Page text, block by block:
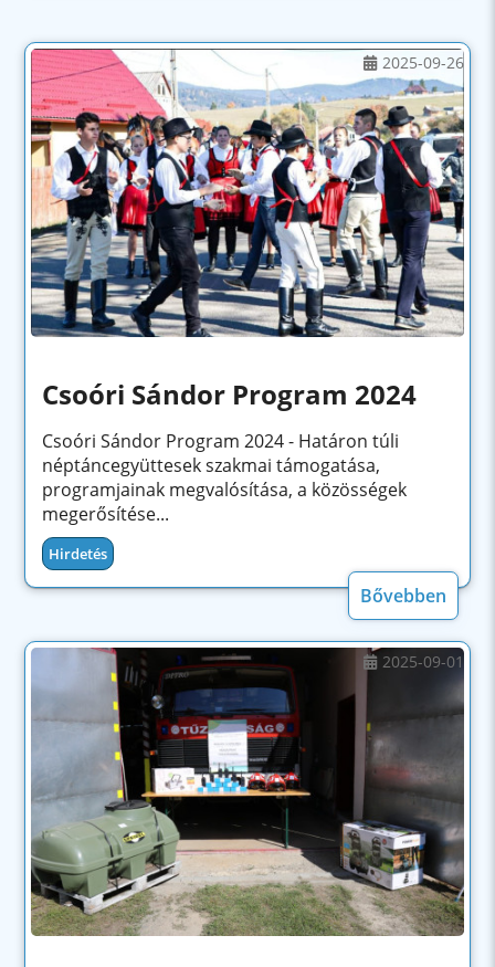
Csoóri Sándor Program 2024
Csoóri Sándor Program 2024 - Határon túli
néptáncegyüttesek szakmai támogatása,
programjainak megvalósítása, a közösségek
megerősítése...
Hirdetés
2025-09-26
Bővebben
2025-09-01